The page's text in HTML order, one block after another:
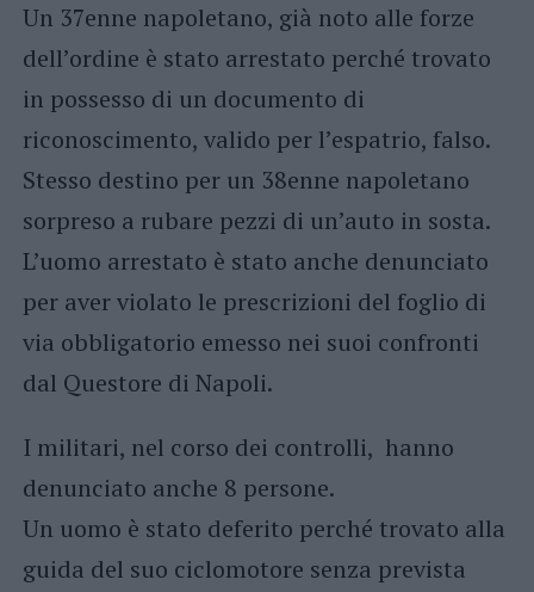
Un 37enne napoletano, già noto alle forze
dell’ordine è stato arrestato perché trovato
in possesso di un documento di
riconoscimento, valido per l’espatrio, falso.
Stesso destino per un 38enne napoletano
sorpreso a rubare pezzi di un’auto in sosta.
L’uomo arrestato è stato anche denunciato
per aver violato le prescrizioni del foglio di
via obbligatorio emesso nei suoi confronti
dal Questore di Napoli.
I militari, nel corso dei controlli, hanno
denunciato anche 8 persone.
Un uomo è stato deferito perché trovato alla
guida del suo ciclomotore senza prevista